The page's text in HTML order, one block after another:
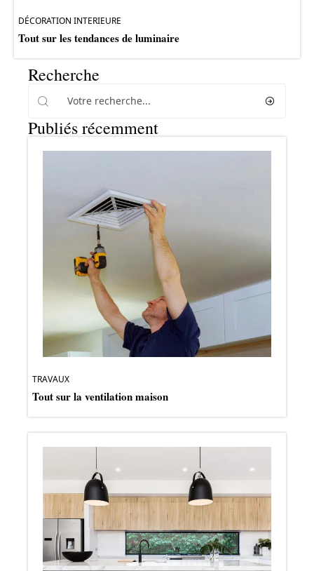
DÉCORATION INTERIEURE
Tout sur les tendances de luminaire
Recherche
Publiés récemment
TRAVAUX
Tout sur la ventilation maison